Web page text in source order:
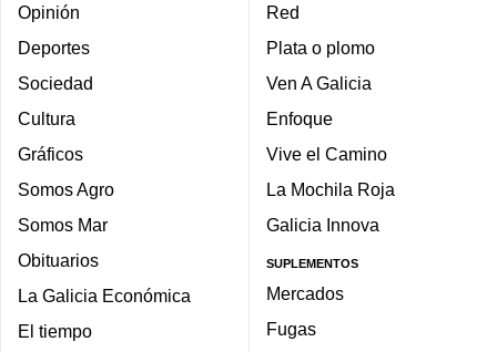
Opinión
Deportes
Sociedad
Cultura
Gráficos
Somos Agro
Somos Mar
Obituarios
La Galicia Económica
El tiempo
Red
Plata o plomo
Ven A Galicia
Enfoque
Vive el Camino
La Mochila Roja
Galicia Innova
SUPLEMENTOS
Mercados
Fugas